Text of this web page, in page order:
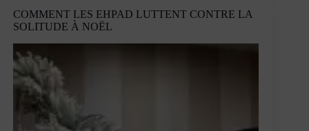
des
retraites
!
COMMENT LES EHPAD LUTTENT CONTRE LA
SOLITUDE À NOËL